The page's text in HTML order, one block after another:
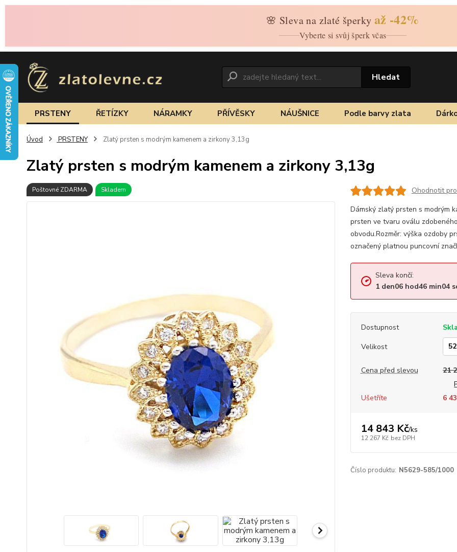
🌸 Sleva na zlaté šperky až -42%
Vyberte si svůj šperk včas
Hledat
PRSTENY ŘETÍZKY NÁRAMKY PŘÍVĚSKY NÁUŠNICE Podle barvy zlata
Úvod PRSTENY Zlatý prsten s modrým kamenem a zirkony 3,13g
Zlatý prsten s modrým kamenem a zirkony 3,13g
Poštovné ZDARMA Skladem
Ohodnotit
Dámský zlatý prsten s modrým
prsten ve tvaru oválu
obvodu.Rozměr: výška ozdoby
označený platnou puncovní
Sleva končí:
1 den06hod46min03
Dostupnost
Velikost
Cena před slevou
21
Ušetříte
6
14 843 Kč/ks
12 267 Kč bez DPH
Číslo produktu: N5629-585/1000